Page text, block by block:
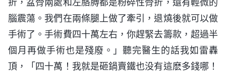
腦震蕩。我們在兩條腿上做了牽引，退燒後就可以做
手術了。手術費四十萬左右，你趕緊去籌款，超過半
個月再做手術也是殘廢。」聽完醫生的話我如雷轟
頂，「四十萬！我就是砸鍋賣鐵也没有這麽多錢哪！